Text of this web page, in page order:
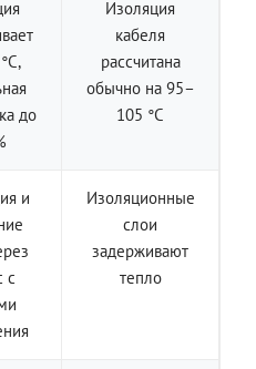
до
Изоляция
кабеля
рассчитана
обычно на 95–
105 °C
и
с
Изоляционные
слои
задерживают
тепло